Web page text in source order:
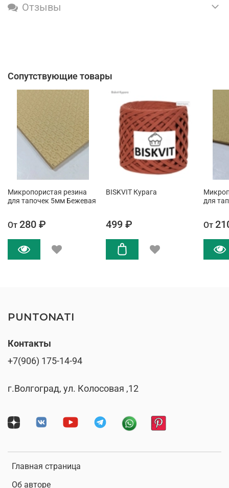
Отзывы
Сопутствующие товары
Микропористая резина
для тапочек 5мм Бежевая
От 280 ₽
BISKVIT Курага
499 ₽
для
От
PUNTONATI
Главная страница
Об авторе
Контакты
+7(906) 175-14-94
г.Волгоград, ул. Колосовая ,12